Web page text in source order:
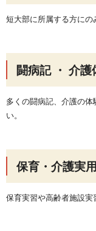
短大部に所属する方にの
闘病記 ・ 介護
多くの闘病記、介護の
い。
保育・介護実
保育実習や高齢者施設実